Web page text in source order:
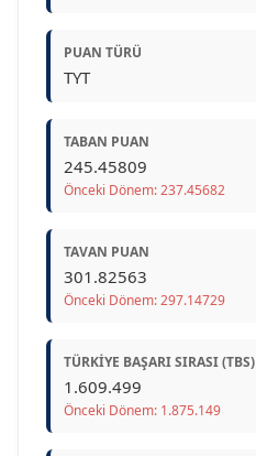
PUAN TÜRÜ
TYT
TABAN PUAN
245.45809
Önceki Dönem: 237.45682
TAVAN PUAN
301.82563
Önceki Dönem: 297.14729
TÜRKIYE BAŞARI SIRASI (TBS)
1.609.499
Önceki Dönem: 1.875.149